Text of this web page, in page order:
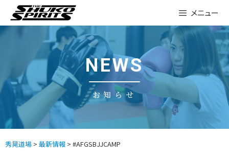
content
メニュー
NEWS
お知らせ
秀晃道場 > 最新情報 > #AFGSBJJCAMP